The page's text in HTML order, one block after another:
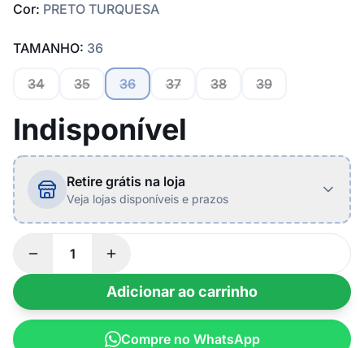
Cor: PRETO TURQUESA
TAMANHO: 36
34 35 36 37 38 39
Indisponível
Retire grátis na loja
Veja lojas disponíveis e prazos
Adicionar ao carrinho
Compre no WhatsApp